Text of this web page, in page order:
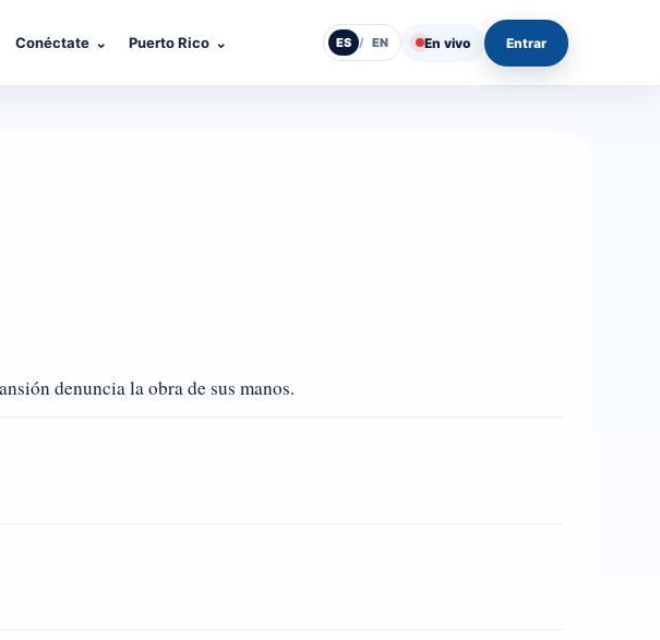
Conéctate ⌄ Puerto Rico ⌄ ES / EN En vivo Entrar
denuncia la obra de sus manos.